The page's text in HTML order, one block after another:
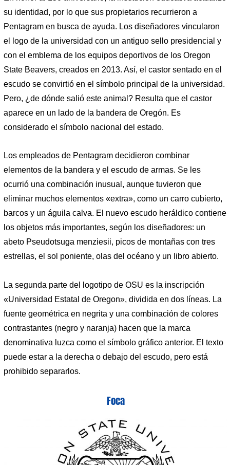
su identidad, por lo que sus propietarios recurrieron a
Pentagram en busca de ayuda. Los diseñadores vincularon
el logo de la universidad con un antiguo sello presidencial y
con el emblema de los equipos deportivos de los Oregon
State Beavers, creados en 2013. Así, el castor sentado en el
escudo se convirtió en el símbolo principal de la universidad.
Pero, ¿de dónde salió este animal? Resulta que el castor
aparece en un lado de la bandera de Oregón. Es
considerado el símbolo nacional del estado.
Los empleados de Pentagram decidieron combinar
elementos de la bandera y el escudo de armas. Se les
ocurrió una combinación inusual, aunque tuvieron que
eliminar muchos elementos «extra», como un carro cubierto,
barcos y un águila calva. El nuevo escudo heráldico contiene
los objetos más importantes, según los diseñadores: un
abeto Pseudotsuga menziesii, picos de montañas con tres
estrellas, el sol poniente, olas del océano y un libro abierto.
La segunda parte del logotipo de OSU es la inscripción
«Universidad Estatal de Oregon», dividida en dos líneas. La
fuente geométrica en negrita y una combinación de colores
contrastantes (negro y naranja) hacen que la marca
denominativa luzca como el símbolo gráfico anterior. El texto
puede estar a la derecha o debajo del escudo, pero está
prohibido separarlos.
Foca